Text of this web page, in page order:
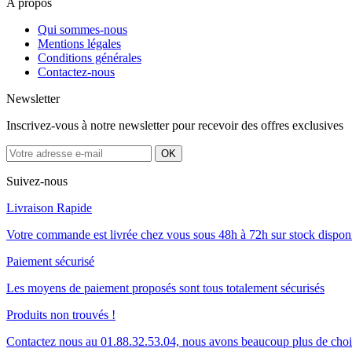
A propos
Qui sommes-nous
Mentions légales
Conditions générales
Contactez-nous
Newsletter
Inscrivez-vous à notre newsletter pour recevoir des offres exclusives
Suivez-nous
Livraison Rapide
Votre commande est livrée chez vous sous 48h à 72h sur stock
Paiement sécurisé
Les moyens de paiement proposés sont tous totalement sécurisés
Produits non trouvés !
Contactez nous au 01.88.32.53.04, nous avons beaucoup plus de